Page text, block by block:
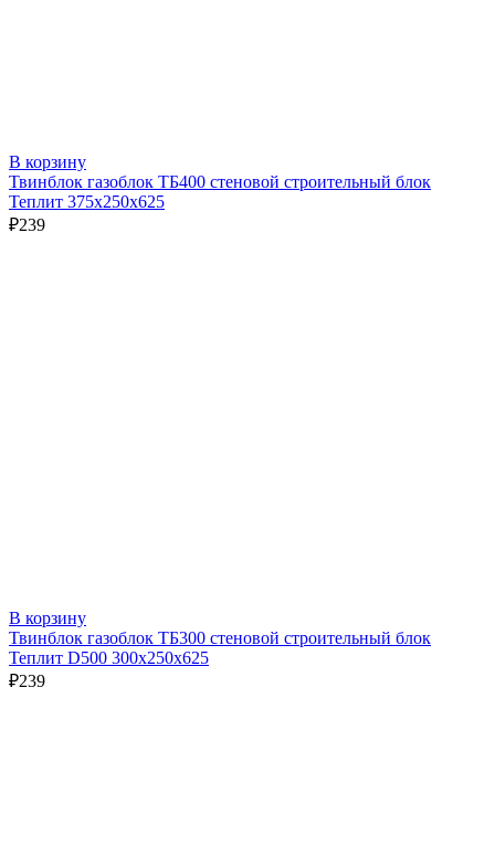
В корзину
Твинблок газоблок ТБ400 стеновой строительный блок
Теплит 375х250х625
₽239
В корзину
Твинблок газоблок ТБ300 стеновой строительный блок
Теплит D500 300х250х625
₽239